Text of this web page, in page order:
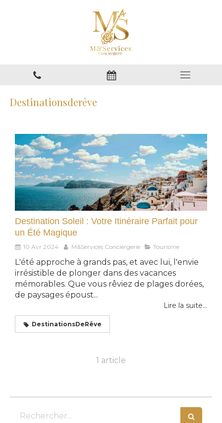
Destinationsderêve
Destination Soleil : Votre Itinéraire Parfait pour
un Été Magique
10 Avr 2024 M&Services Conciergerie Tourisme
L'été approche à grands pas, et avec lui, l'envie
irrésistible de plonger dans des vacances
mémorables. Que vous rêviez de plages dorées,
de paysages époust...
Lire la suite...
DestinationsDeRêve
1 article
Rechercher